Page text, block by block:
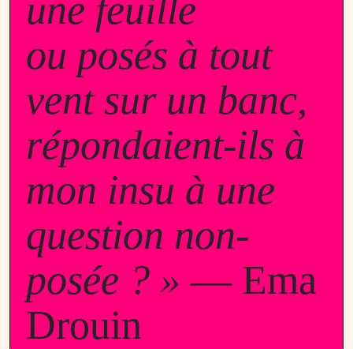
une feuille
ou posés à tout
vent sur un banc,
répondaient-ils à
mon insu à une
question non-
posée ? » — Ema
Drouin